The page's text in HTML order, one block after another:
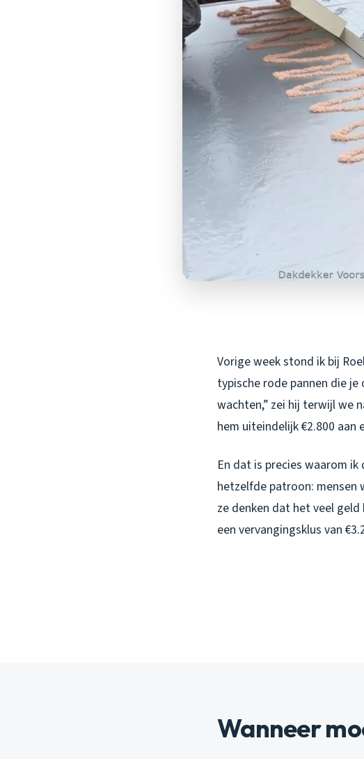
Vorige week stond ik bij
typische rode pannen die
wachten,” zei hij terwijl we
hem uiteindelijk €2.800
En dat is precies waarom
hetzelfde patroon: mensen
ze denken dat het veel
een vervangingsklus van
Wanneer